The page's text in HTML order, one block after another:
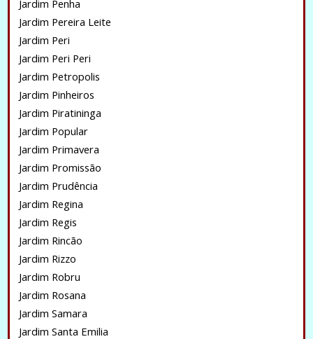
Jardim Penha
Jardim Pereira Leite
Jardim Peri
Jardim Peri Peri
Jardim Petropolis
Jardim Pinheiros
Jardim Piratininga
Jardim Popular
Jardim Primavera
Jardim Promissão
Jardim Prudência
Jardim Regina
Jardim Regis
Jardim Rincão
Jardim Rizzo
Jardim Robru
Jardim Rosana
Jardim Samara
Jardim Santa Emilia